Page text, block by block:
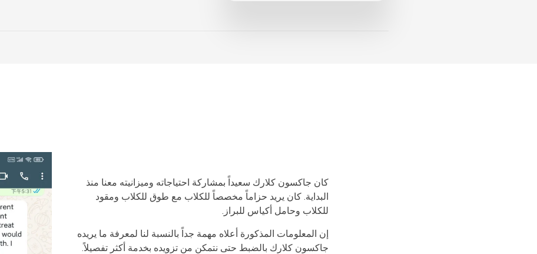
كان جاكسون كلارك سعيداً بمشاركة احتياجاته وميزانيته معنا منذ
البداية. كان يريد حزاماً مخصصاً للكلاب مع طوق للكلاب ومقود
للكلاب وحامل أكياس للبراز.
إن المعلومات المذكورة أعلاه مهمة جداً بالنسبة لنا لمعرفة ما يريده
جاكسون كلارك بالضبط حتى نتمكن من تزويده بخدمة أكثر تفصيلاً.